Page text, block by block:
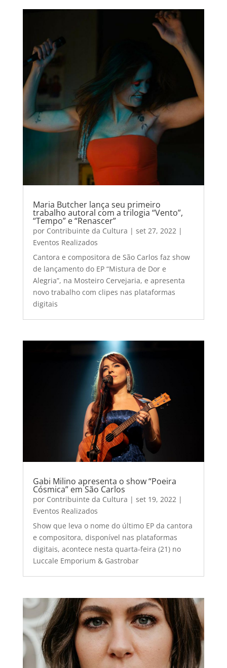
Maria Butcher lança seu primeiro
trabalho autoral com a trilogia “Vento”,
“Tempo” e “Renascer”
por Contribuinte da Cultura | set 27, 2022 |
Eventos Realizados
Cantora e compositora de São Carlos faz show
de lançamento do EP “Mistura de Dor e
Alegria”, na Mosteiro Cervejaria, e apresenta
novo trabalho com clipes nas plataformas
digitais
Gabi Milino apresenta o show “Poeira
Cósmica” em São Carlos
por Contribuinte da Cultura | set 19, 2022|
Eventos Realizados
Show que leva o nome do último EP da cantora
e compositora, disponível nas plataformas
digitais, acontece nesta quarta-feira (21) no
Luccale Emporium & Gastrobar